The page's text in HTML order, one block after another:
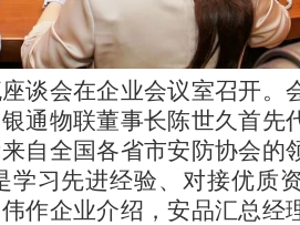
谈会在企业会议室召开。
通物联董事长陈世久首先
自全国各省市安防协会的
习先进经验、对接优质
作企业介绍，安品汇总经